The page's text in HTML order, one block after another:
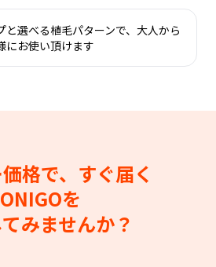
と選べる植毛パターンで、大人から
にお使い頂けます
格で、すぐ届く
ONIGOを
みませんか？